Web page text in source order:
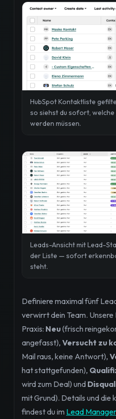
HubSpot Kontaktliste
so siehst du sofort,
werden müssen.
Leads-Ansicht mit Lead-
der Liste — sofort
steht.
Definiere maximal fünf
verwirrt dein Team.
Praxis: Neu(frisch
angefasst), Versucht zu
Mail raus, keine Antwort),
hat stattgefunden),
wird zum Deal) und
mit Grund). Details und die
findest du im Lead